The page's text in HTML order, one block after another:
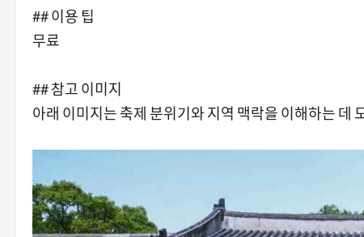
## 이용 팁
무료
## 참고 이미지
아래 이미지는 축제 분위기와 지역 맥락을 이해하는 데